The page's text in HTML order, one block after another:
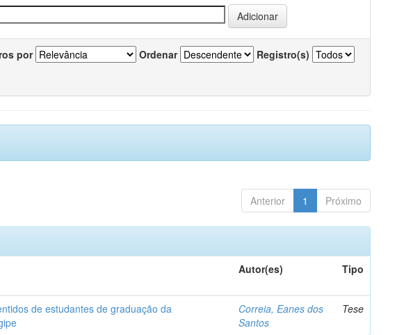
por Ordenar Registro(s)
Anterior 1 Próximo
Autor(es) Tipo
de estudantes de graduação da
Correia, Eanes dos
Santos
Tese